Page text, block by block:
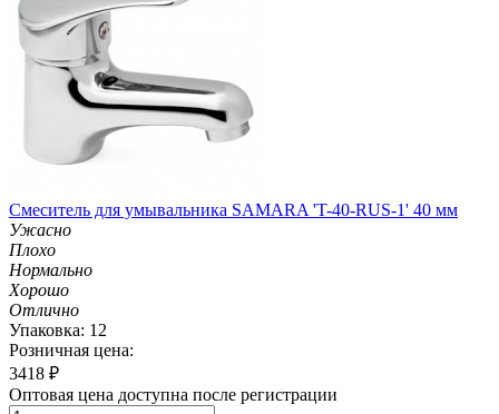
Смеситель для умывальника SAMARA 'T-40-RUS-1' 40 мм
Ужасно
Плохо
Нормально
Хорошо
Отлично
Упаковка: 12
Розничная цена:
3418 ₽
Оптовая цена доступна после регистрации